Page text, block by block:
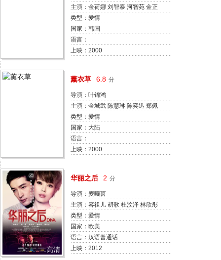
主演：金荷娜 刘智泰 河智苑 金正
权 李胜敏 孙康国 朴荣镇 朴勇宇 柳
真熙
类型：爱情
国家：韩国
语言：
上映：2000
薰衣草 6.8 分
导演：叶锦鸿
主演：金城武 陈慧琳 陈奕迅 郑佩
佩 谷德昭 尹子维 戚务振 麦雅如
类型：爱情
国家：大陆
语言：
上映：2000
高清
华丽之后 2 分
导演：麦曦茵
主演：容祖儿 胡歌 杜汶泽 林欣彤
陈家乐 刘浩龙 冼色丽
类型：爱情
国家：欧美
语言：汉语普通话
上映：2012